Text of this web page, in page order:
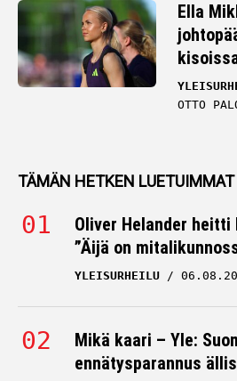
Ella
OTTO
TÄMÄN HETKEN LUETUIMMAT
Oliver Helander heitti
”Äijä on
YLEISURHEILU
Mikä kaari – Yle:
ennätysparannus